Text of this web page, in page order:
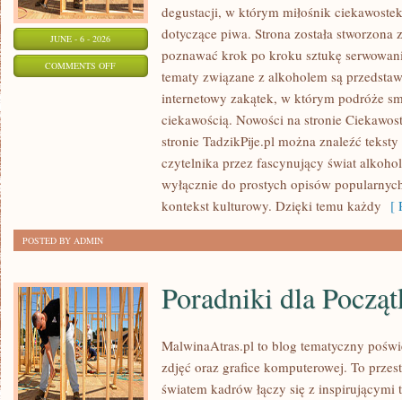
JUNE - 6 - 2026
COMMENTS OFFON
degustacji, w którym miłośnik
dotyczące piwa. Strona została
poznawać krok po kroku sztukę
tematy związane z alkoholem są
internetowy zakątek, w którym podróże
ciekawością. Nowości na stronie
stronie TadzikPije.pl można znaleźć
czytelnika przez fascynujący świat
wyłącznie do prostych opisów
kontekst kulturowy. Dzięki temu każdy [
POSTED BY ADMIN
Poradniki dla
MalwinaAtras.pl to blog tematyczny
zdjęć oraz grafice komputerowej. To
światem kadrów łączy się z inspirującymi